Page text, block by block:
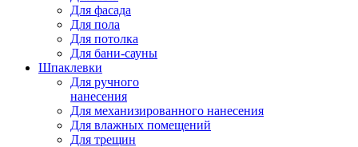
Для фасада
Для пола
Для потолка
Для бани-сауны
Шпаклевки
Для ручного
нанесения
Для механизированного нанесения
Для влажных помещений
Для трещин